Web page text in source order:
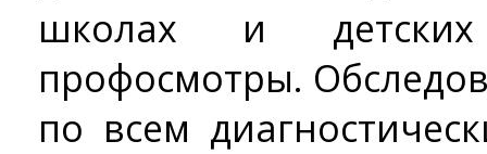
школах и детских
профосмотры.
по всем